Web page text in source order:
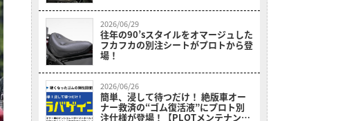
2026/06/29
往年の90’sスタイルをオマージュした
フカフカの別注シートがプロトから登
場！
2026/06/26
簡単、浸して待つだけ！ 絶版車オー
ナー救済の“ゴム復活液”にプロト別
注仕様が登場！【PLOTメンテナン